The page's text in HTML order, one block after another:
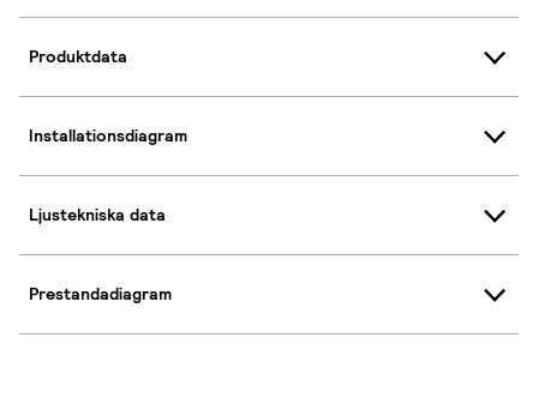
Produktdata
Installationsdiagram
Ljustekniska data
Prestandadiagram